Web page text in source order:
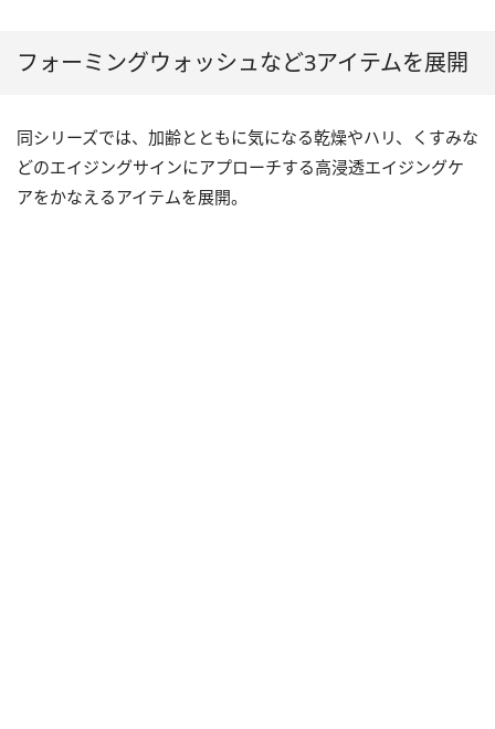
フォーミングウォッシュなど3アイテムを展開
同シリーズでは、加齢とともに気になる乾燥やハリ、くすみな
どのエイジングサインにアプローチする高浸透エイジングケ
アをかなえるアイテムを展開。